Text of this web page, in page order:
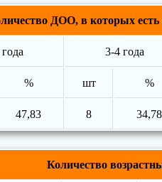
ДОО, в которых есть
3-4 года
% шт %
47,83 8 34,78
Количество